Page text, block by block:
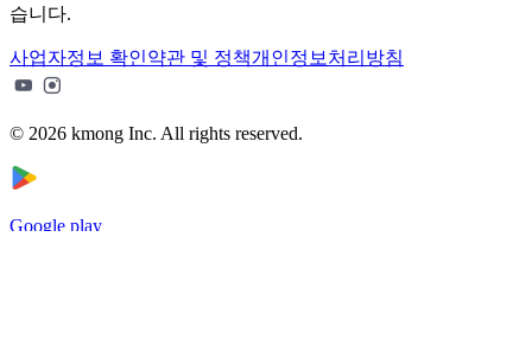
습니다.
사업자정보 확인약관 및 정책개인정보처리방침
© 2026 kmong Inc. All rights reserved.
Google play